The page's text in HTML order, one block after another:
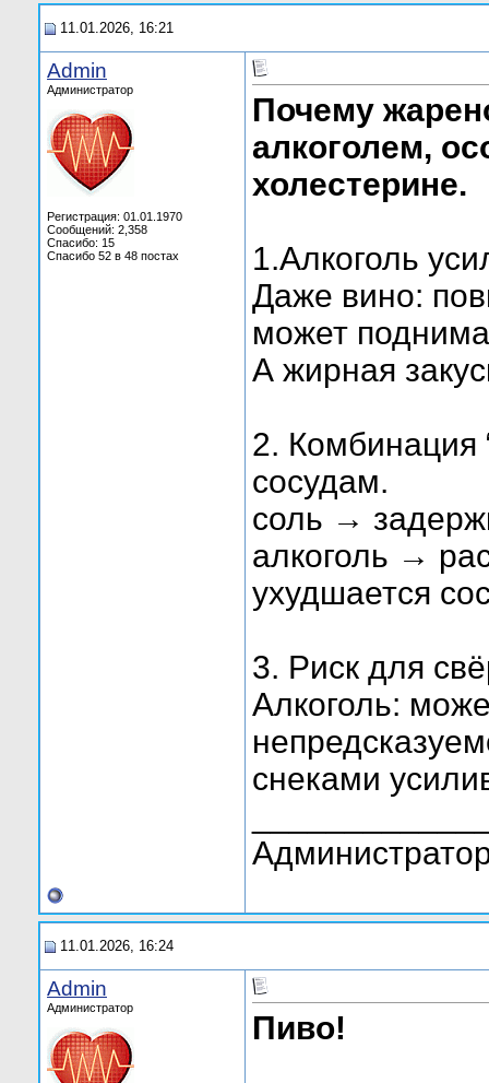
11.01.2026, 16:21
Admin
Администратор
Регистрация: 01.01.1970
Сообщений: 2,358
Спасибо: 15
Спасибо 52 в 48 постах
Почему
алкоголем,
холестерине.
1.Алкоголь
Даже вино:
может
А жирная
2. Комбинация
сосудам.
соль →
алкоголь →
ухудшается
3. Риск для
Алкоголь:
снеками
11.01.2026, 16:24
Admin
Администратор
Пиво!